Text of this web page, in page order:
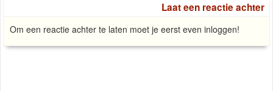
Laat een reactie achter
Om een reactie achter te laten moet je eerst even inloggen!